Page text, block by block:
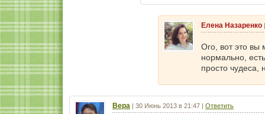
Елена Назаренко
Ого, вот это вы
нормально,
просто чудеса,
Вера | 30 Июнь 2013 в 21:47 | Ответить